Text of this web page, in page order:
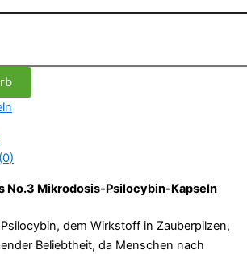
No.3 Mikrodosis-Psilocybin-Kapseln
dem Wirkstoff in Zauberpilzen,
Beliebtheit, da Menschen nach